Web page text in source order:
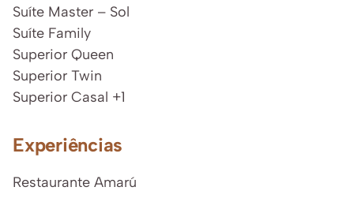
Suíte Master – Sol
Suíte Family
Superior Queen
Superior Twin
Superior Casal +1
Experiências
Restaurante Amarú